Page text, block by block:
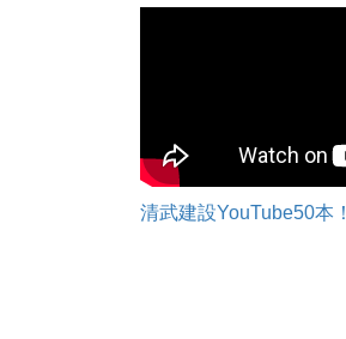
清武建設YouTube50本！